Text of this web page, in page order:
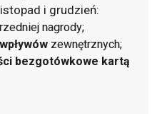
i grudzień:
nagrody;
zewnętrznych;
bezgotówkowe kartą